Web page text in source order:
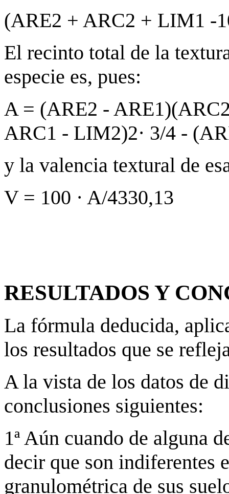
(ARE2 + ARC2 + LIM1 -
El recinto total de la
especie es, pues:
A = (ARE2 -
ARC1 - LIM2)2· 3/4 -
y la valencia textural de
V = 100 · A/4330,13
RESULTADOS Y
La fórmula deducida,
los resultados que se
A la vista de los datos de
conclusiones siguientes:
1ª Aún cuando de alguna
decir que son indiferentes
granulométrica de sus